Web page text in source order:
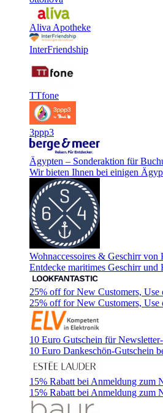
Aliva Apotheke
InterFriendship
TTfone
3ppp3
Ägypten – Sonderaktion für
Wir bieten Ihnen bei einigen
Wohnaccessoires & Geschirr
Entdecke maritimes Geschirr
25% off for New Customers, Use
25% off for New Customers,
10 Euro Gutschein für
10 Euro Dankeschön-Gutschein
15% Rabatt bei Anmeldung zum
15% Rabatt bei Anmeldung zum